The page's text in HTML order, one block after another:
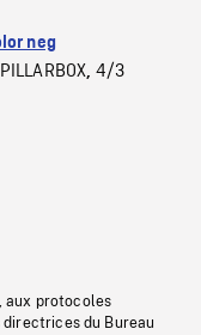
neg
PILLARBOX, 4/3
aux protocoles
directrices du Bureau